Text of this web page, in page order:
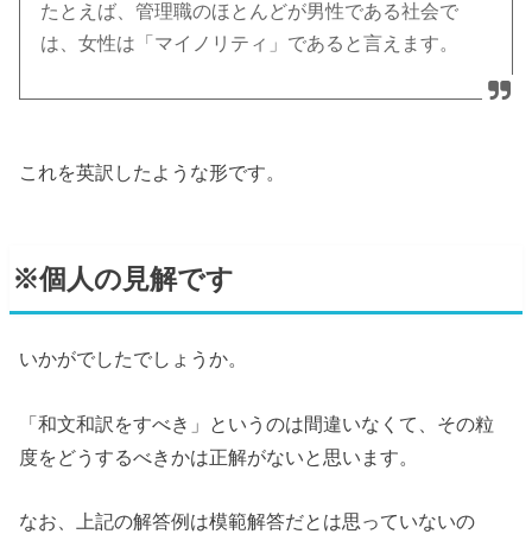
たとえば、管理職のほとんどが男性である社会で
は、女性は「マイノリティ」であると言えます。
これを英訳したような形です。
※個人の見解です
いかがでしたでしょうか。
「和文和訳をすべき」というのは間違いなくて、その粒
度をどうするべきかは正解がないと思います。
なお、上記の解答例は模範解答だとは思っていないの